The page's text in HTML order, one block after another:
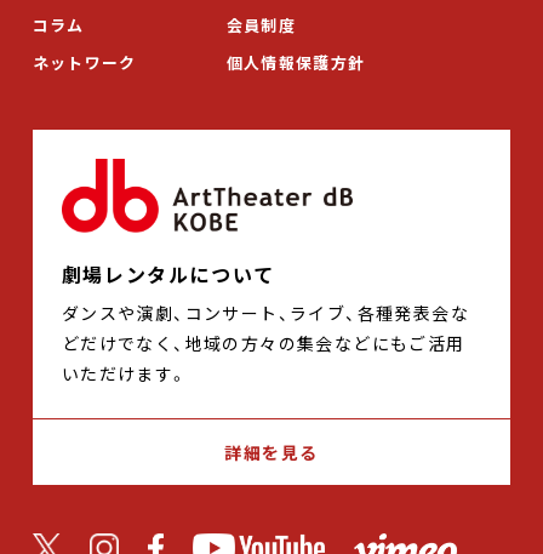
コラム
ネットワーク
会員制度
個人情報保護方針
劇場レンタルについて
ダンスや演劇、コンサート、ライブ、各種発表会な
どだけでなく、地域の方々の集会などにもご活用
いただけます。
詳細を見る